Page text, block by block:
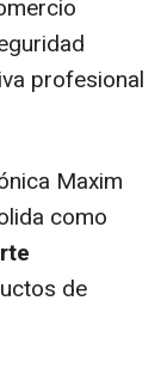
profesional
Maxim
como
de